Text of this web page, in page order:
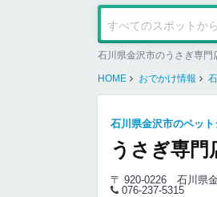
石川県金沢市のうさぎ専門
HOME おでかけ情報
石川県金沢市のペッ
うさぎ専門
〒 920-0226
石川県
076-237-5315